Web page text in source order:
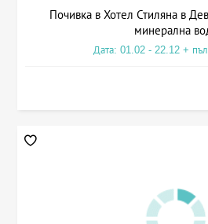
Почивка в Хотел Стиляна в
минерална
Дата: 01.02 - 22.12 +